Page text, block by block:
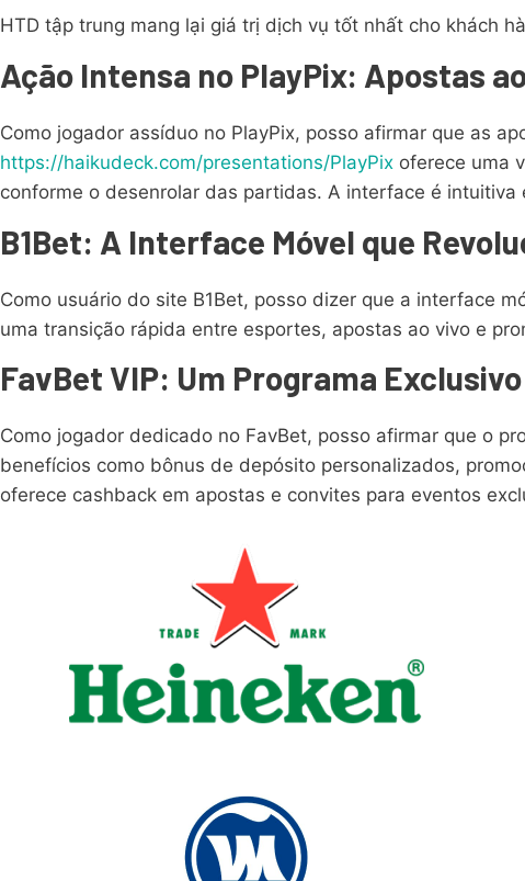
HTD tập trung mang lại giá trị dịch vụ tốt nhất cho khách
Ação Intensa no PlayPix: Apostas
Como jogador assíduo no PlayPix, posso afirmar que as
https://haikudeck.com/presentations/PlayPix oferece uma
conforme o desenrolar das partidas. A interface é
B1Bet: A Interface Móvel que
Como usuário do site B1Bet, posso dizer que a interface
uma transição rápida entre esportes, apostas ao vivo e
FavBet VIP: Um Programa
Como jogador dedicado no FavBet, posso afirmar que o
benefícios como bônus de depósito personalizados,
oferece cashback em apostas e convites para eventos